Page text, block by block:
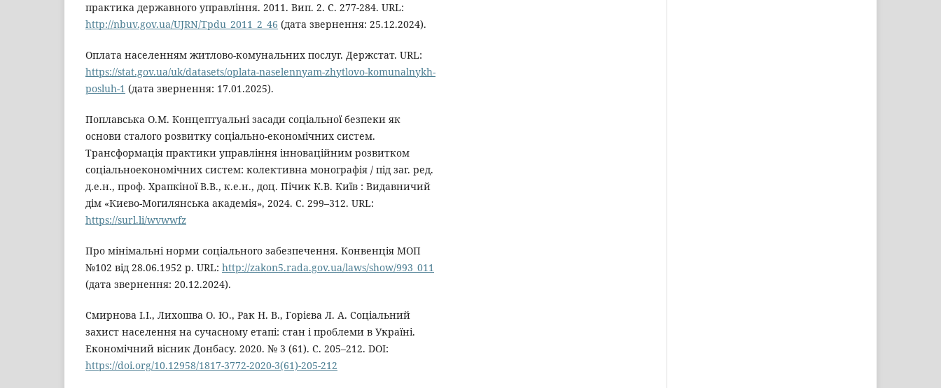
практика державного управління. 2011. Вип. 2. С. 277-284. URL:
http://nbuv.gov.ua/UJRN/Tpdu_2011_2_46 (дата звернення: 25.12.2024).
Оплата населенням житлово-комунальних послуг. Держстат. URL:
https://stat.gov.ua/uk/datasets/oplata-naselennyam-zhytlovo-komunalnykh-
posluh-1 (дата звернення: 17.01.2025).
Поплавська О.М. Концептуальні засади соціальної безпеки як
основи сталого розвитку соціально-економічних систем.
Трансформація практики управління інноваційним розвитком
соціальноекономічних систем: колективна монографія / під заг. ред.
д.е.н., проф. Храпкіної В.В., к.е.н., доц. Пічик К.В. Київ : Видавничий
дім «Києво-Могилянська академія», 2024. С. 299–312. URL:
https://surl.li/wvwwfz
Про мінімальні норми соціального забезпечення. Конвенція МОП
№102 від 28.06.1952 р. URL: http://zakon5.rada.gov.ua/laws/show/993_011
(дата звернення: 20.12.2024).
Смирнова І.І., Лихошва О. Ю., Рак Н. В., Горієва Л. А. Соціальний
захист населення на сучасному етапі: стан і проблеми в Україні.
Економічний вісник Донбасу. 2020. № 3 (61). С. 205–212. DOI:
https://doi.org/10.12958/1817-3772-2020-3(61)-205-212